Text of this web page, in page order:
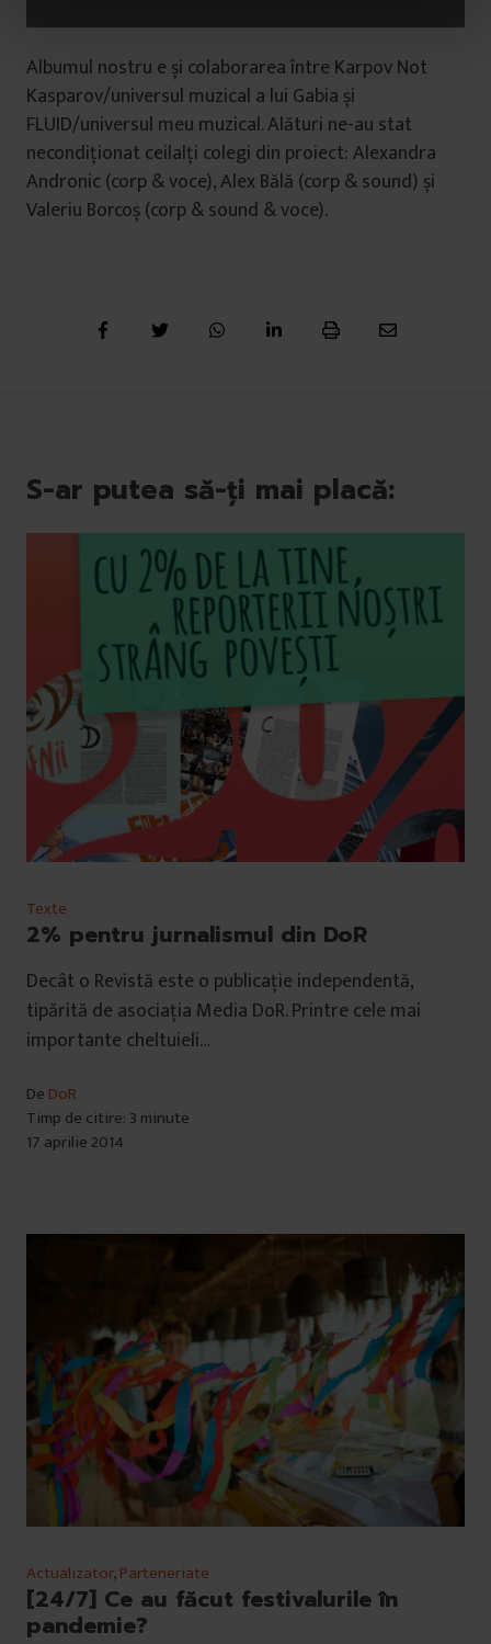
Albumul nostru e și colaborarea între Karpov Not
Kasparov/universul muzical a lui Gabia și
FLUID/universul meu muzical. Alături ne-au stat
necondiționat ceilalți colegi din proiect: Alexandra
Andronic (corp & voce), Alex Bălă (corp & sound) și
Valeriu Borcoș (corp & sound & voce).
S-ar putea să-ți mai placă:
Texte
2% pentru jurnalismul din DoR
Decât o Revistă este o publicație independentă,
tipărită de asociația Media DoR. Printre cele mai
importante cheltuieli…
De DoR
Timp de citire: 3 minute
17 aprilie 2014
Actualizator,Parteneriate
[24/7] Ce au făcut festivalurile în
pandemie?